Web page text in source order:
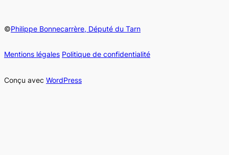
©Philippe Bonnecarrère, Député du Tarn
Mentions légales Politique de confidentialité
Conçu avec WordPress